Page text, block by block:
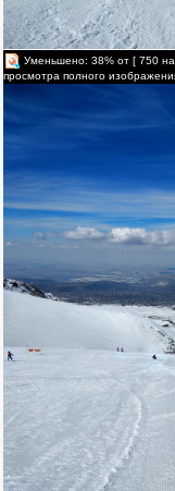
Уменьшено: 38% от [ 750
просмотра полного